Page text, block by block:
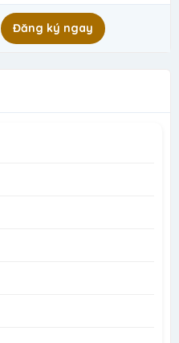
Đăng ký ngay